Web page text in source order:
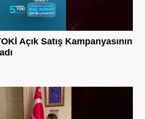
Açık Satış Kampanyasının